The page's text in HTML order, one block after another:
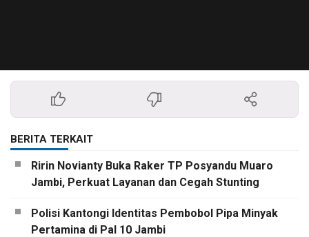
BERITA TERKAIT
Ririn Novianty Buka Raker TP Posyandu Muaro
Jambi, Perkuat Layanan dan Cegah Stunting
Polisi Kantongi Identitas Pembobol Pipa Minyak
Pertamina di Pal 10 Jambi